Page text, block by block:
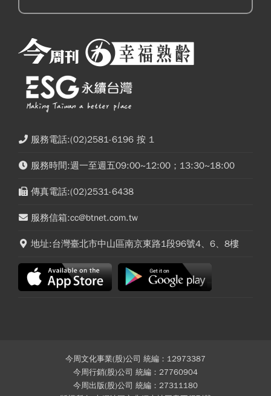
服務電話:(02)2581-6196 按 1
服務時間:週一至週五09:00~12:00；13:30~18:00
傳真電話:(02)2531-6438
服務信箱:cc@btnet.com.tw
地址:台灣臺北市中山區南京東路1段96號4、6、8樓
今周文化事業(股)公司 統編：12973387
今周行銷(股)公司 統編：27760904
今周出版(股)公司 統編：27311180